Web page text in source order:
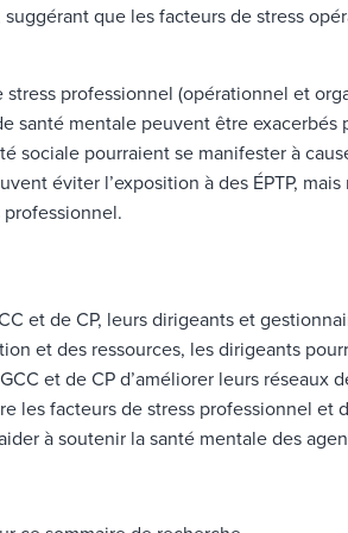
que les facteurs de stress
professionnel (opérationnel et
santé mentale peuvent être
sociale pourraient se manifester à
éviter l’exposition à des ÉPTP,
et de CP, leurs dirigeants et
et des ressources, les dirigeants
et de CP d’améliorer leurs réseaux
facteurs de stress professionnel et
à soutenir la santé mentale des